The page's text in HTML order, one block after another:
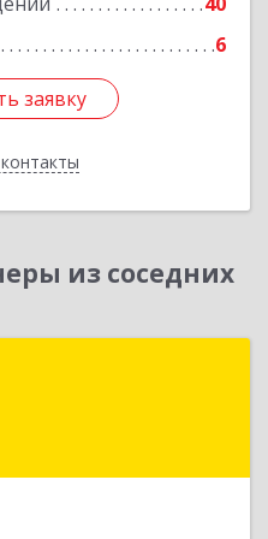
6
заявку
заявку
из соседних
Темрюкский р-н,